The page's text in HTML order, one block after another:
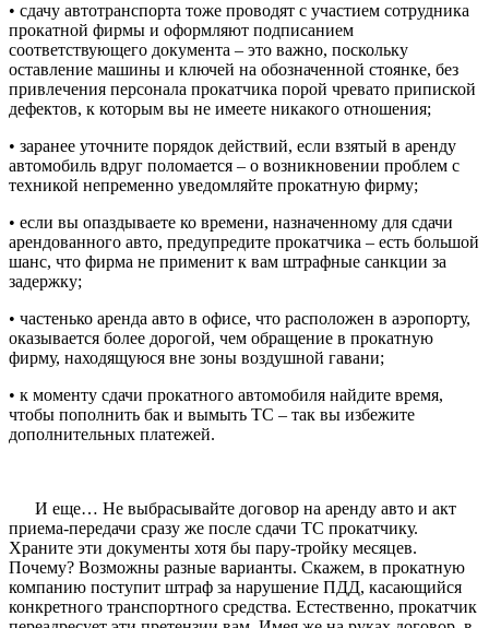
• сдачу автотранспорта тоже проводят с участием сотрудника
прокатной фирмы и оформляют подписанием
соответствующего документа – это важно, поскольку
оставление машины и ключей на обозначенной стоянке, без
привлечения персонала прокатчика порой чревато припиской
дефектов, к которым вы не имеете никакого отношения;
• заранее уточните порядок действий, если взятый в аренду
автомобиль вдруг поломается – о возникновении проблем с
техникой непременно уведомляйте прокатную фирму;
• если вы опаздываете ко времени, назначенному для сдачи
арендованного авто, предупредите прокатчика – есть большой
шанс, что фирма не применит к вам штрафные санкции за
задержку;
• частенько аренда авто в офисе, что расположен в аэропорту,
оказывается более дорогой, чем обращение в прокатную
фирму, находящуюся вне зоны воздушной гавани;
• к моменту сдачи прокатного автомобиля найдите время,
чтобы пополнить бак и вымыть ТС – так вы избежите
дополнительных платежей.
И еще… Не выбрасывайте договор на аренду авто и акт
приема-передачи сразу же после сдачи ТС прокатчику.
Храните эти документы хотя бы пару-тройку месяцев.
Почему? Возможны разные варианты. Скажем, в прокатную
компанию поступит штраф за нарушение ПДД, касающийся
конкретного транспортного средства. Естественно, прокатчик